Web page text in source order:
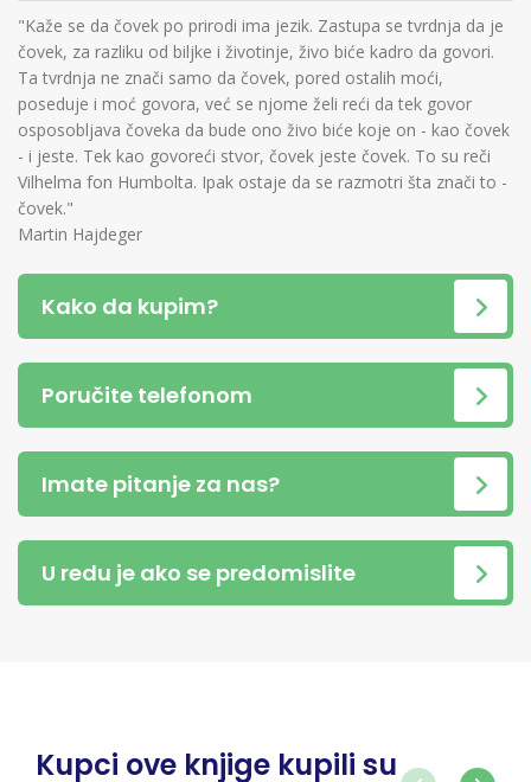
"Kaže se da čovek po prirodi ima jezik. Zastupa se tvrdnja da je
čovek, za razliku od biljke i životinje, živo biće kadro da govori.
Ta tvrdnja ne znači samo da čovek, pored ostalih moći,
poseduje i moć govora, već se njome želi reći da tek govor
osposobljava čoveka da bude ono živo biće koje on - kao čovek
- i jeste. Tek kao govoreći stvor, čovek jeste čovek. To su reči
Vilhelma fon Humbolta. Ipak ostaje da se razmotri šta znači to -
čovek."
Martin Hajdeger
Kako da kupim?
Poručite telefonom
Imate pitanje za nas?
U redu je ako se predomislite
Kupci ove knjige kupili su